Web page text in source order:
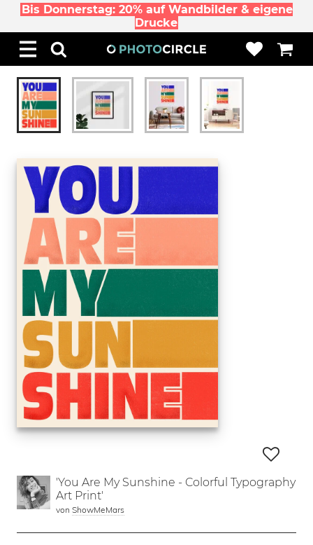
Bis Donnerstag: 20% auf Wandbilder & eigene
Drucke
'You Are My Sunshine - Colorful Typography
Art Print'
von ShowMeMars